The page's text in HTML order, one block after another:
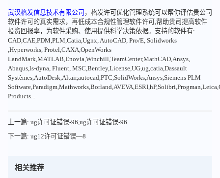
武汉格发信息技术有限公司 ，格发许可优化管理系统可以帮你评估贵公司
软件许可的真实需求，再低成本合规性管理软件许可,帮助贵司提高软件
投资回报率，为软件采购、使用提供科学决策依据。支持的软件有:
CAD,CAE,PDM,PLM,Catia,Ugnx, AutoCAD, Pro/E, Solidworks
,Hyperworks, Protel,CAXA,OpenWorks
LandMark,MATLAB,Enovia,Winchill,TeamCenter,MathCAD,Ansys,
Abaqus,ls-dyna, Fluent, MSC,Bentley,License,UG,ug,catia,Dassault
Systèmes,AutoDesk,Altair,autocad,PTC,SolidWorks,Ansys,Siemens PLM
Products...
上一篇: ug许可证错误-96,ug许可证错误-96
下一篇: ug12许可证错误—8
相关推荐